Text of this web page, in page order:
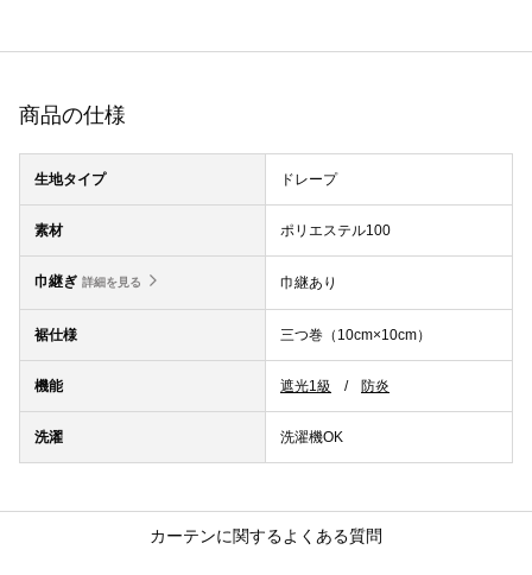
商品の仕様
生地タイプ ドレープ
素材 ポリエステル100
巾継ぎ 詳細を見る 巾継あり
裾仕様 三つ巻（10cm×10cm）
機能 遮光1級 防炎
洗濯 洗濯機OK
カーテンに関するよくある質問